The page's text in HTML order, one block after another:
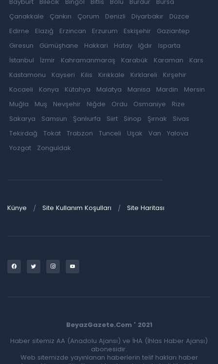
Çanakkale
Çankırı Çorum Denizli Diyarbakır
Düzce
Edirne
Elazığ Erzincan Erzurum Eskişehir
Gaziantep
Giresun
Gümüşhane Hakkari Hatay Iğdır
Isparta
İstanbul
İzmir Kahramanmaraş Karabük Karaman
Kars
Kastamonu
Kayseri Kilis Kırıkkale Kırklareli
Kırşehir
Kocaeli
Konya Kütahya Malatya Manisa Mardin
Mersin
Muğla
Muş Nevşehir Niğde Ordu Osmaniye
Rize
Sakarya
Samsun Şanlıurfa Siirt Sinop Şırnak
Sivas
Tekirdağ
Tokat Trabzon Tunceli Uşak Van
Yalova
Yozgat
Zonguldak
Künye Site Kullanım Koşulları Site Haritası
BeyazGazete.Com ' 2021
Haber sitemiz AA (Anadolu Ajansı) ve İHA (İhlas Haber Ajansı)
abonesidir.
Web sitemizde yayınlanan haberlerin telif hakları haber